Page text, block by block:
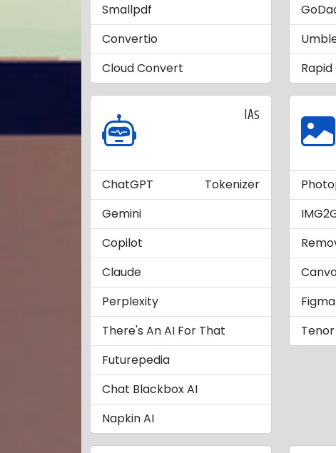
Smallpdf
Convertio
Cloud Convert
IAs
ChatGPT
Tokenizer
Gemini
Copilot
Claude
Perplexity
There's An AI For That
Futurepedia
Chat Blackbox AI
Napkin AI
Figma